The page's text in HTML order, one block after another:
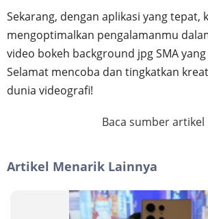
Sekarang, dengan aplikasi yang tepat,
mengoptimalkan pengalamanmu
video bokeh background jpg SMA
Selamat mencoba dan tingkatkan
dunia videografi!
Baca sumber artikel
Artikel Menarik Lainnya